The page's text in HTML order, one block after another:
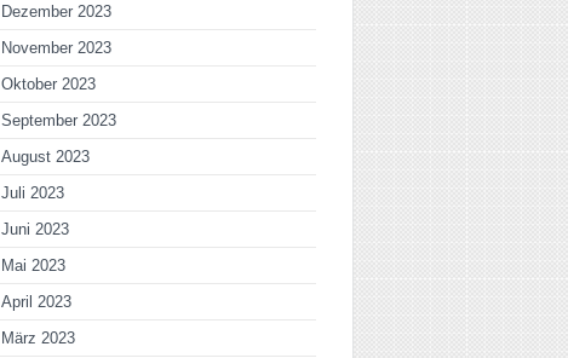
Dezember 2023
November 2023
Oktober 2023
September 2023
August 2023
Juli 2023
Juni 2023
Mai 2023
April 2023
März 2023